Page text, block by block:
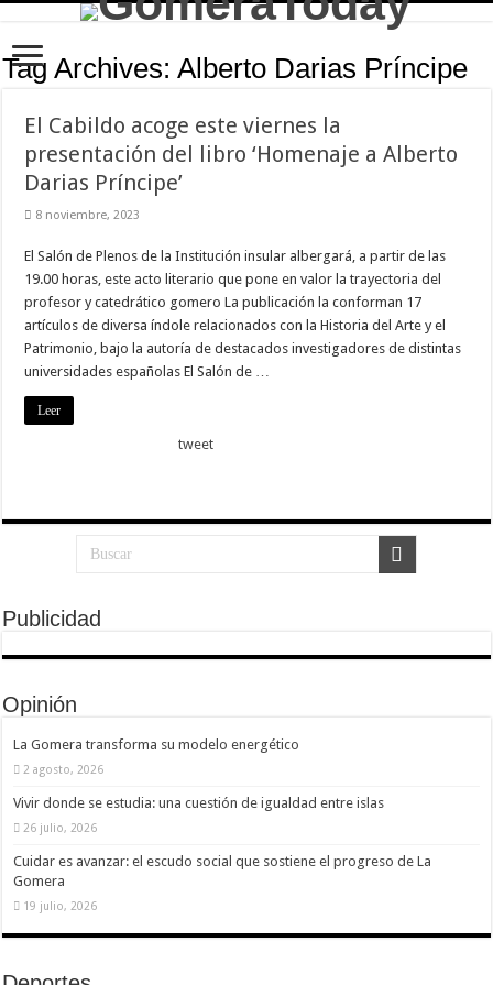
Tag Archives:Alberto Darias Príncipe
El Cabildo acoge este viernes la
presentación del libro ‘Homenaje a Alberto
Darias Príncipe’
8 noviembre, 2023
El Salón de Plenos de la Institución insular albergará, a partir de las
19.00 horas, este acto literario que pone en valor la trayectoria del
profesor y catedrático gomero La publicación la conforman 17
artículos de diversa índole relacionados con la Historia del Arte y el
Patrimonio, bajo la autoría de destacados investigadores de distintas
universidades españolas El Salón de …
Leer
tweet
Publicidad
Opinión
La Gomera transforma su modelo energético
2 agosto, 2026
Vivir donde se estudia: una cuestión de igualdad entre islas
26 julio, 2026
Cuidar es avanzar: el escudo social que sostiene el progreso de La
Gomera
19 julio, 2026
Necesarias
cookies no
Son
necesarias
funcione la
Estadísticas
Para que
podamos
mejorar la
funcionalidad
y estructura
base a cómo
se usa la
Para que